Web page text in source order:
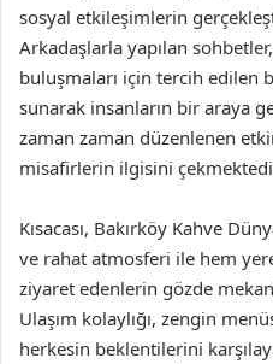
sosyal etkileşimlerin
Arkadaşlarla yapılan
buluşmaları için tercih edilen
sunarak insanların bir araya
zaman zaman düzenlenen
misafirlerin ilgisini
Kısacası, Bakırköy Kahve
ve rahat atmosferi ile hem
ziyaret edenlerin gözde
Ulaşım kolaylığı, zengin
herkesin beklentilerini